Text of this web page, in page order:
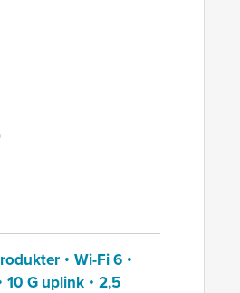
Wi-Fi 6
10 G uplink
2,5